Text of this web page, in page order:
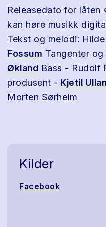
Releasedato for låten
kan høre musikk
Tekst og melodi:
Fossum Tangenter
Økland Bass - Rudolf
produsent - Kjetil
Morten Sørheim
Kilder
Facebook